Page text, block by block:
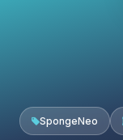
SpongeNeo